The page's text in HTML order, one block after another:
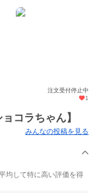
注文受付停止中
1
コラちゃん】
みんなの投稿を見る
均して特に高い評価を得